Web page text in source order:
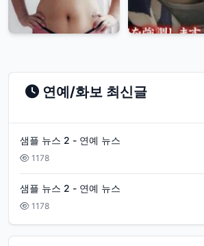
연예/화보 최신글
샘플 뉴스 2 - 연예 뉴스
1178
샘플 뉴스 2 - 연예 뉴스
1178